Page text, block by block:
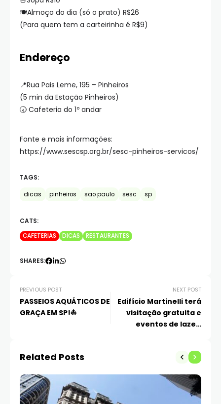
🍽Almoço do dia (só o prato) R$26
(Para quem tem a carteirinha é R$9)
Endereço
📍Rua Pais Leme, 195 – Pinheiros
(5 min da Estação Pinheiros)
🕢 Cafeteria do 1º andar
Fonte e mais informações:
https://www.sescsp.org.br/sesc-pinheiros-servicos/
TAGS:
dicas pinheiros sao paulo sesc sp
CATS:
CAFETERIAS
DICAS RESTAURANTES
SHARES:
PREVIOUS POST
PASSEIOS AQUÁTICOS DE
GRAÇA EM SP!⛵
NEXT POST
Edifício Martinelli terá
visitação gratuita e
eventos de lazer,
Related Posts